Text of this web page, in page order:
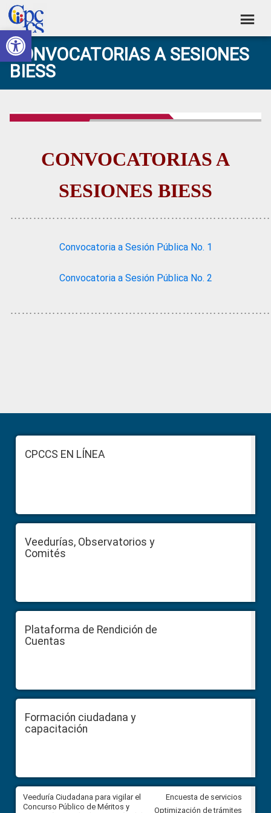
Abrir barra de herramientas
Skip
to
primary
navigation
Skip
to
main
content
Skip
to
primary
sidebar
Skip
to
footer
Consejo
de
Participación
Social
Construyendo
Poder
Ciudadano
CONVOCATORIAS A SESIONES
BIESS
CONVOCATORIAS A
SESIONES BIESS
Convocatoria a Sesión Pública No. 1
Convocatoria a Sesión Pública No. 2
Sidebar
FooterCPCCS EN LÍNEA
Veedurías, Observatorios y
Comités
Plataforma de Rendición de
Cuentas
Formación ciudadana y
capacitación
Veeduría Ciudadana para vigilar el
Concurso Público de Méritos y
Veeduría Ciudadana para
construcción del asfaltado de
Encuesta de servicios
Optimización de trámites